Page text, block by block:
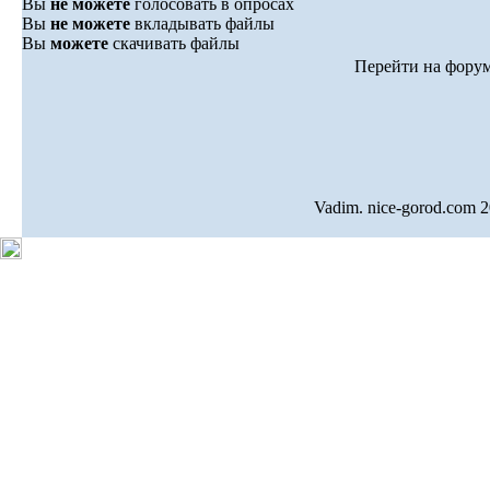
Вы не можете голосовать в опросах
Вы не можете вкладывать файлы
Вы можете скачивать файлы
Перейти на
Vadim. nice-gorod.com